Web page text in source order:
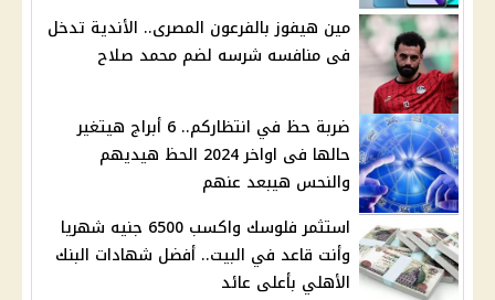
مين هيفوز بالفرعون المصرى.. الأندية تدخل
فى منافسه شرسه لضم محمد صلاح
ضربة حظ في انتظاركم.. 6 أبراج هيتغير
حالها فى اواخر 2024 الحظ هيديهم
والنحس هيبعد عنهم
استثمر فلوسك واكسب 6500 جنيه شهريا
وأنت قاعد في البيت.. أفضل شهادات البنك
الأهلي بأعلى عائد